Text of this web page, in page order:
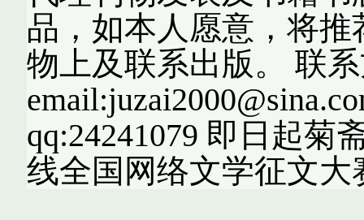
品，如本人愿意，将
物上及联系出版。 联
qq:24241079 即日起菊
线全国网络文学征文